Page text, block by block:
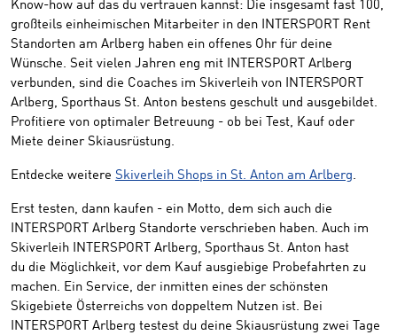
Know-how auf das du vertrauen kannst: Die insgesamt fast 100,
großteils einheimischen Mitarbeiter in den INTERSPORT Rent
Standorten am Arlberg haben ein offenes Ohr für deine
Wünsche. Seit vielen Jahren eng mit INTERSPORT Arlberg
verbunden, sind die Coaches im Skiverleih von INTERSPORT
Arlberg, Sporthaus St. Anton bestens geschult und ausgebildet.
Profitiere von optimaler Betreuung - ob bei Test, Kauf oder
Miete deiner Skiausrüstung.
Entdecke weitere Skiverleih Shops in St. Anton am Arlberg.
Erst testen, dann kaufen - ein Motto, dem sich auch die
INTERSPORT Arlberg Standorte verschrieben haben. Auch im
Skiverleih INTERSPORT Arlberg, Sporthaus St. Anton hast
du die Möglichkeit, vor dem Kauf ausgiebige Probefahrten zu
machen. Ein Service, der inmitten eines der schönsten
Skigebiete Österreichs von doppeltem Nutzen ist. Bei
INTERSPORT Arlberg testest du deine Skiausrüstung zwei Tage